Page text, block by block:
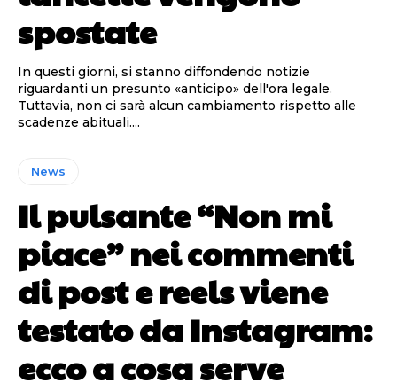
spostate
In questi giorni, si stanno diffondendo notizie
riguardanti un presunto «anticipo» dell'ora legale.
Tuttavia, non ci sarà alcun cambiamento rispetto alle
scadenze abituali....
News
Il pulsante “Non mi
piace” nei commenti
di post e reels viene
testato da Instagram:
ecco a cosa serve